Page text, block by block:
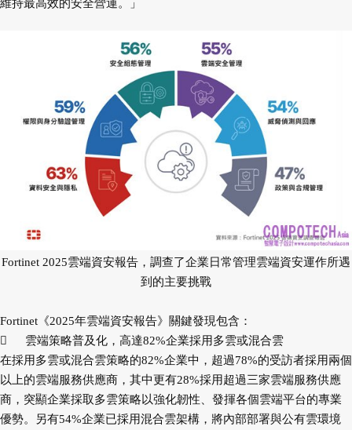
維持最高效的安全營運。」
Fortinet 2025雲端資安報告，調查了企業日常管理雲端資安運作所遇
到的主要挑戰
Fortinet《2025年雲端資安報告》關鍵發現包含：

雲端策略普及化，高達82%企業採用多雲或混合雲
在採用多雲或混合雲策略的82%企業中，超過78%的受訪者採用兩個
以上的雲端服務供應商，其中更有28%採用超過三家雲端服務供應
商，突顯企業採取多雲策略以強化韌性、發揮各個雲端平台的專業
優勢。另有54%企業已採用混合雲架構，將內部部署與公有雲環境